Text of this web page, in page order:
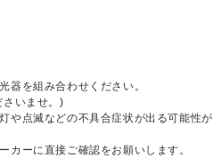
器を組み合わせください。
さいませ。)
点滅などの不具合症状が出る可能性が
カーに直接ご確認をお願いします。